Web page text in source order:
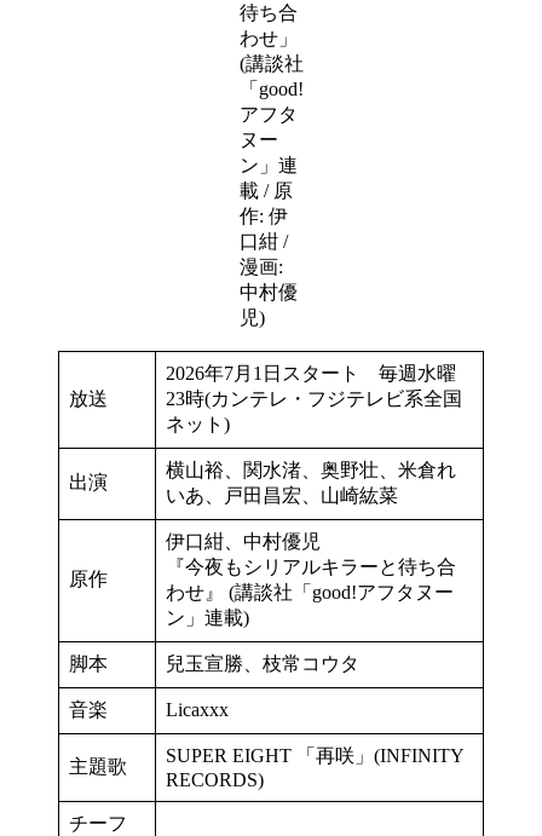
待ち合
わせ」
(講談社
「good!
アフタ
ヌー
ン」連
載 / 原
作: 伊
口紺 /
漫画:
中村優
児)
放送
2026年7月1日スタート 毎週水曜
23時(カンテレ・フジテレビ系全国
ネット)
出演
横山裕、関水渚、奥野壮、米倉れ
いあ、戸田昌宏、山崎紘菜
原作
伊口紺、中村優児
『今夜もシリアルキラーと待ち合
わせ』 (講談社「good!アフタヌー
ン」連載)
脚本 兒玉宣勝、枝常コウタ
音楽 Licaxxx
主題歌
SUPER EIGHT 「再咲」(INFINITY
RECORDS)
チーフ